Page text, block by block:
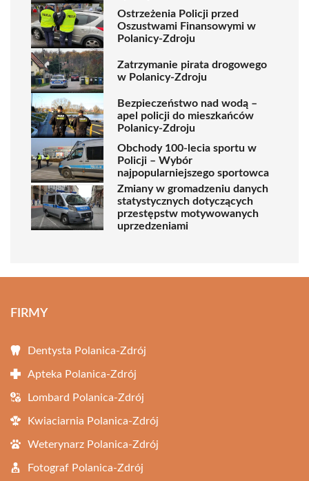
Ostrzeżenia Policji przed
Oszustwami Finansowymi w
Polanicy-Zdroju
Zatrzymanie pirata drogowego
w Polanicy-Zdroju
Bezpieczeństwo nad wodą –
apel policji do mieszkańców
Polanicy-Zdroju
Obchody 100-lecia sportu w
Policji – Wybór
najpopularniejszego sportowca
Zmiany w gromadzeniu danych
statystycznych dotyczących
przestępstw motywowanych
uprzedzeniami
FIRMY
Dentysta Polanica-Zdrój
Apteka Polanica-Zdrój
Lombard Polanica-Zdrój
Kwiaciarnia Polanica-Zdrój
Weterynarz Polanica-Zdrój
Fotograf Polanica-Zdrój